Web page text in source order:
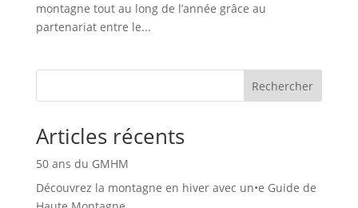
montagne tout au long de l’année grâce au
partenariat entre le...
Rechercher
Articles récents
50 ans du GMHM
Découvrez la montagne en hiver avec un•e Guide de